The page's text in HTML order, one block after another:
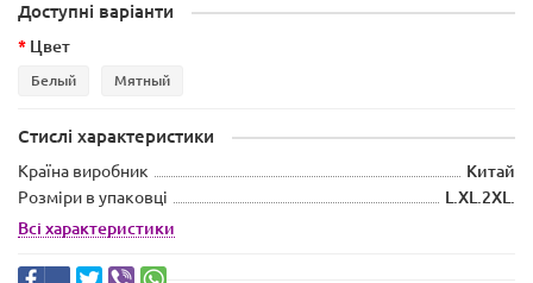
Доступні варіанти
Цвет
Белый Мятный
Стислі характеристики
Країна виробник
Китай
Розміри в упаковці
L.XL.2XL.
Всі характеристики